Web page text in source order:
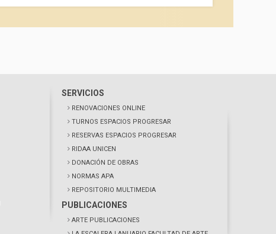
SERVICIOS
RENOVACIONES ONLINE
TURNOS ESPACIOS PROGRESAR
RESERVAS ESPACIOS PROGRESAR
RIDAA UNICEN
DONACIÓN DE OBRAS
NORMAS APA
REPOSITORIO MULTIMEDIA
PUBLICACIONES
ARTE PUBLICACIONES